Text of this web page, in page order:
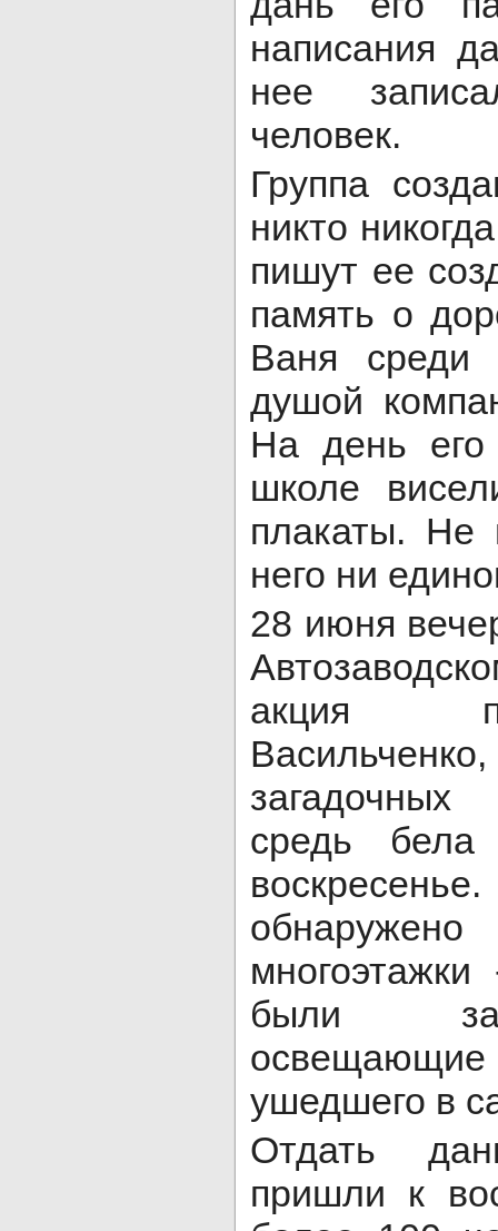
написания
нее
человек.
Группа
никто
пишут ее
память о
Ваня среди
душой
На день
школе
плакаты. Не
него ни
28 июня
акция
средь
были
ушедшего в
Отдать
пришли к